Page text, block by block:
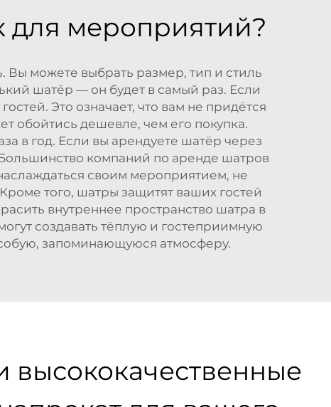
для мероприятий?
Вы можете выбрать размер, тип и стиль
шатёр — он будет в самый раз. Если
Это означает, что вам не придётся
обойтись дешевле, чем его покупка.
в год. Если вы арендуете шатёр через
компаний по аренде шатров
своим мероприятием, не
того, шатры защитят ваших гостей
внутреннее пространство шатра в
создавать тёплую и гостеприимную
запоминающуюся атмосферу.
высококачественные